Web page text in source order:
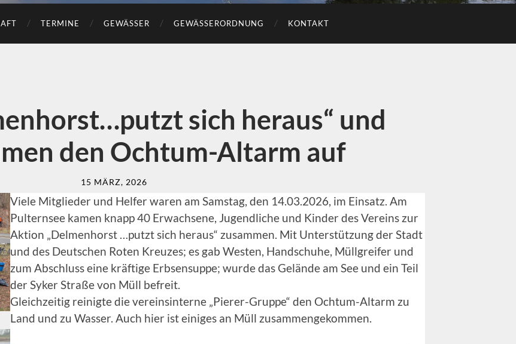
TERMINE GEWÄSSER GEWÄSSERORDNUNG KONTAKT
sich heraus“ und
den Ochtum-Altarm auf
15 MÄRZ, 2026
Viele Mitglieder und Helfer waren am Samstag, den 14.03.2026, im Einsatz. Am
Pulternsee kamen knapp 40 Erwachsene, Jugendliche und Kinder des Vereins zur
Aktion „Delmenhorst …putzt sich heraus“ zusammen. Mit Unterstützung der Stadt
und des Deutschen Roten Kreuzes; es gab Westen, Handschuhe, Müllgreifer und
zum Abschluss eine kräftige Erbsensuppe; wurde das Gelände am See und ein Teil
der Syker Straße von Müll befreit.
Gleichzeitig reinigte die vereinsinterne „Pierer-Gruppe“ den Ochtum-Altarm zu
Land und zu Wasser. Auch hier ist einiges an Müll zusammengekommen.